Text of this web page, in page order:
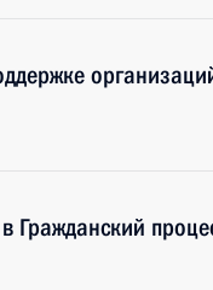
Гражданский